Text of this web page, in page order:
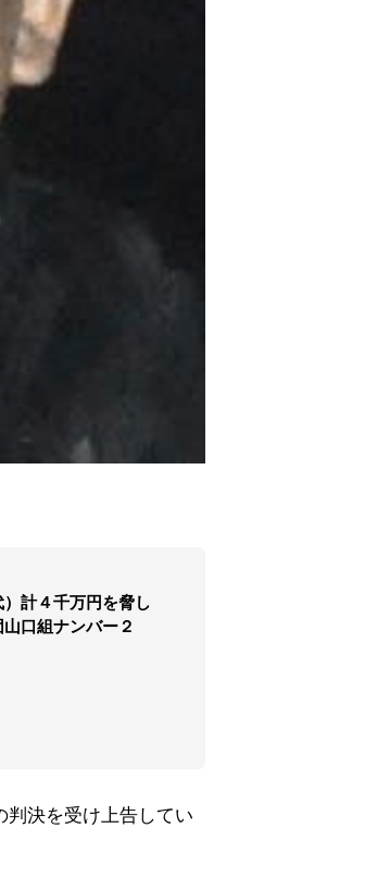
計４千万円を脅し
口組ナンバー２
決を受け上告してい